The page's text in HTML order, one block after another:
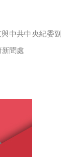
中共中央紀委副
聞處